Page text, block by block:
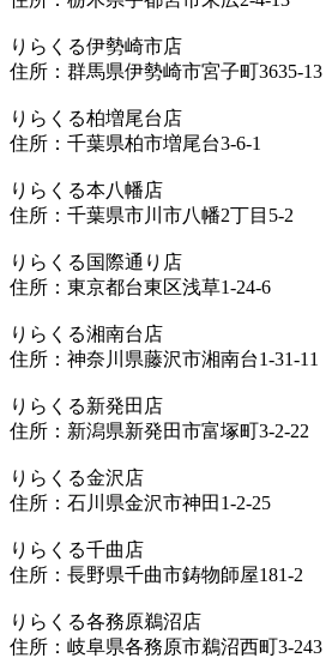
りらくる伊勢崎市店
住所：群馬県伊勢崎市宮子町3635-13
りらくる柏増尾台店
住所：千葉県柏市増尾台3-6-1
りらくる本八幡店
住所：千葉県市川市八幡2丁目5-2
りらくる国際通り店
住所：東京都台東区浅草1-24-6
りらくる湘南台店
住所：神奈川県藤沢市湘南台1-31-11
りらくる新発田店
住所：新潟県新発田市富塚町3-2-22
りらくる金沢店
住所：石川県金沢市神田1-2-25
りらくる千曲店
住所：長野県千曲市鋳物師屋181-2
りらくる各務原鵜沼店
住所：岐阜県各務原市鵜沼西町3-243